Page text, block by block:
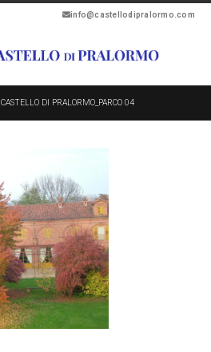
info@castellodipralormo.com
CASTELLO DI PRALORMO_PARCO 04